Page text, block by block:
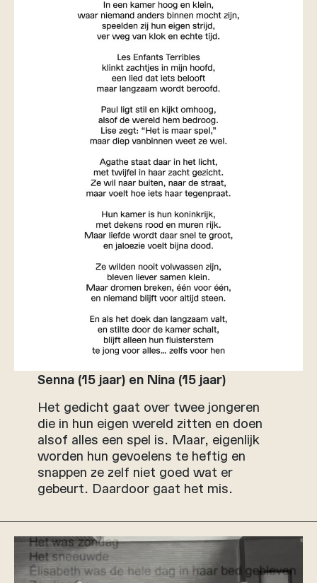
Senna (15 jaar) en Nina (15 jaar)
Het gedicht gaat over twee jongeren
die in hun eigen wereld zitten en doen
alsof alles een spel is. Maar, eigenlijk
worden hun gevoelens te heftig en
snappen ze zelf niet goed wat er
gebeurt. Daardoor gaat het mis.